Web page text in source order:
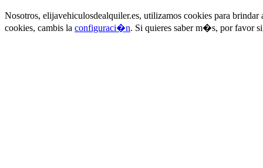
Nosotros, elijavehiculosdealquiler.es, utilizamos cookies para brindar
cookies, cambis la configuraci�n. Si quieres saber m�s, por favor